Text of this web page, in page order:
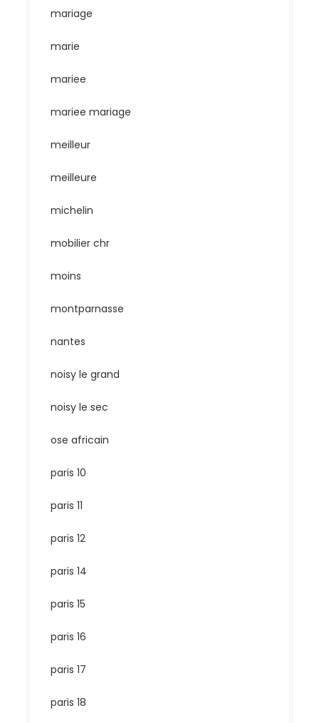
mariage
marie
mariee
mariee mariage
meilleur
meilleure
michelin
mobilier chr
moins
montparnasse
nantes
noisy le grand
noisy le sec
ose africain
paris 10
paris 11
paris 12
paris 14
paris 15
paris 16
paris 17
paris 18